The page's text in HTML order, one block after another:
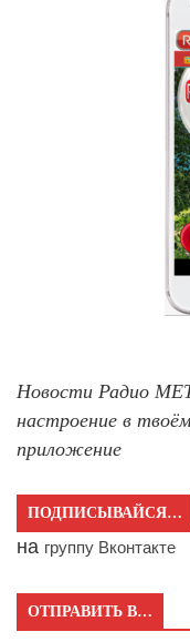
Новости Радио
настроение в
приложение
ПОДПИСЫВАЙСЯ…
на группу Вконтакте
ОТПРАВИТЬ В…